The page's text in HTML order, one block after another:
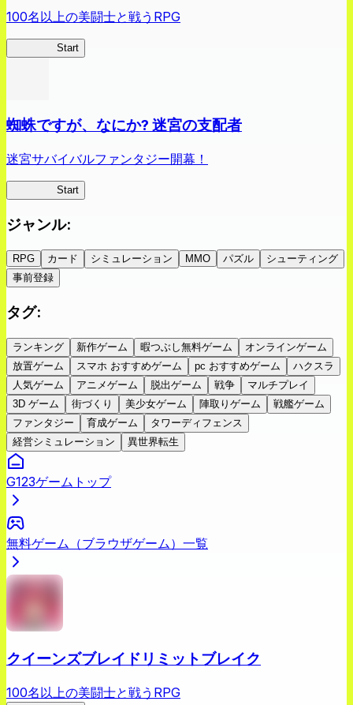
100名以上の美闘士と戦うRPG
Start
蜘蛛ですが、なにか? 迷宮の支配者
迷宮サバイバルファンタジー開幕！
Start
ジャンル:
RPG カード シミュレーション MMO パズル
シューティング
事前登録
タグ:
ランキング 新作ゲーム 暇つぶし無料ゲーム
オンラインゲーム
放置ゲーム
スマホ おすすめゲーム pc おすすめゲーム
ハクスラ
人気ゲーム
アニメゲーム 脱出ゲーム 戦争
マルチプレイ
3D ゲーム
街づくり 美少女ゲーム 陣取りゲーム
戦艦ゲーム
ファンタジー
育成ゲーム
タワーディフェンス
経営シミュレーション
異世界転生
G123ゲームトップ
無料ゲーム（ブラウザゲーム）一覧
クイーンズブレイドリミットブレイク
100名以上の美闘士と戦うRPG